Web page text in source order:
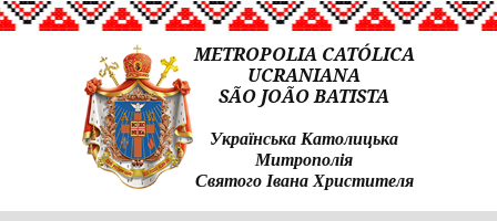
METROPOLIA CATÓLICA
UCRANIANA
SÃO JOÃO BATISTA
Українська Католицька
Митрополія
Святого Івана Христителя